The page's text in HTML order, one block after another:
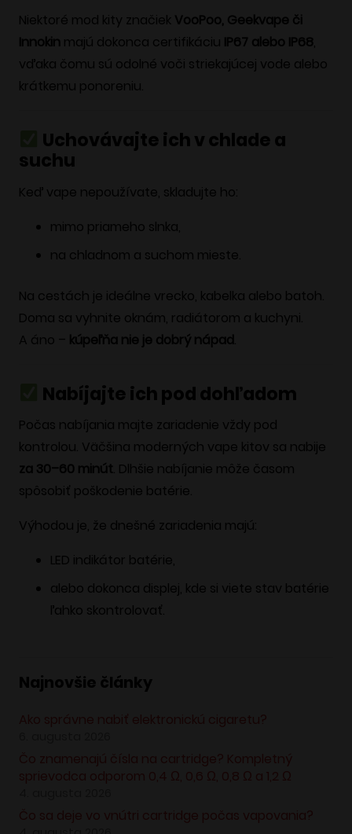
Niektoré mod kity značiek VooPoo, Geekvape či
Innokin majú dokonca certifikáciu IP67 alebo IP68,
vďaka čomu sú odolné voči striekajúcej vode alebo
krátkemu ponoreniu.
Uchovávajte ich v chlade a
suchu
Keď vape nepoužívate, skladujte ho:
mimo priameho slnka,
na chladnom a suchom mieste.
Na cestách je ideálne vrecko, kabelka alebo batoh.
Doma sa vyhnite oknám, radiátorom a kuchyni.
A áno – kúpeľňa nie je dobrý nápad.
Nabíjajte ich pod dohľadom
Počas nabíjania majte zariadenie vždy pod
kontrolou. Väčšina moderných vape kitov sa nabije
za 30–60 minút. Dlhšie nabíjanie môže časom
spôsobiť poškodenie batérie.
Výhodou je, že dnešné zariadenia majú:
LED indikátor batérie,
alebo dokonca displej, kde si viete stav batérie
ľahko skontrolovať.
Najnovšie články